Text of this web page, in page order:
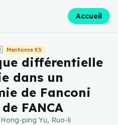
Accueil
Mentionne KS
différentielle
dans un
de Fanconi
FANCA
ping Yu, Ruo-li